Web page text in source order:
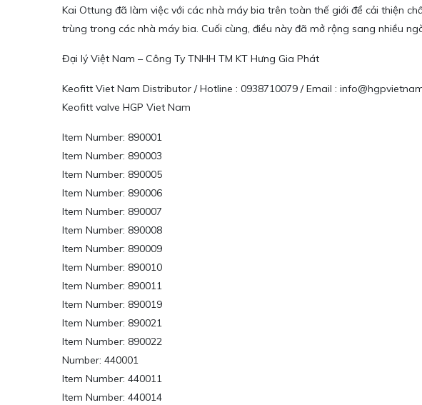
Kai Ottung đã làm việc với các nhà máy bia trên toàn thế giới để cải thiện
trùng trong các nhà máy bia. Cuối cùng, điều này đã mở rộng sang nhiều
Đại lý Việt Nam – Công Ty TNHH TM KT Hưng Gia Phát
Keofitt Viet Nam Distributor / Hotline : 0938710079 / Email :
Keofitt valve HGP Viet Nam
Item Number: 890001
Item Number: 890003
Item Number: 890005
Item Number: 890006
Item Number: 890007
Item Number: 890008
Item Number: 890009
Item Number: 890010
Item Number: 890011
Item Number: 890019
Item Number: 890021
Item Number: 890022
Number: 440001
Item Number: 440011
Item Number: 440014